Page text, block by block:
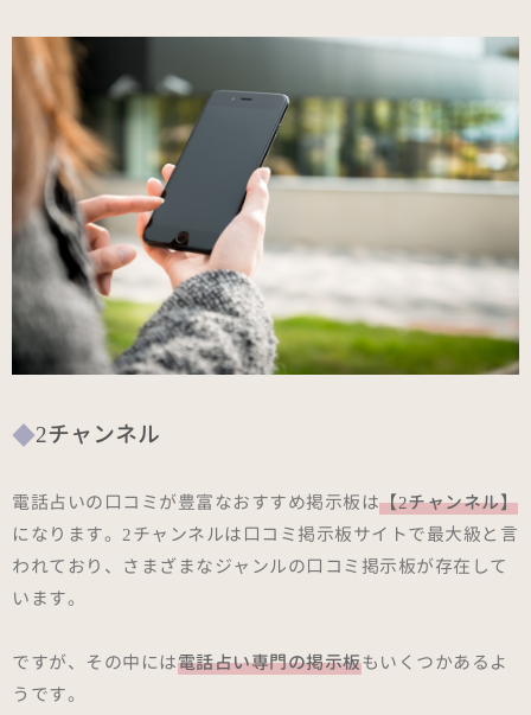
2チャンネル
電話占いの口コミが豊富なおすすめ掲示板は【2チャンネル】
になります。2チャンネルは口コミ掲示板サイトで最大級と言
われており、さまざまなジャンルの口コミ掲示板が存在して
います。
ですが、その中には電話占い専門の掲示板もいくつかあるよ
うです。